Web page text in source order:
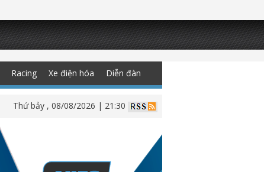
Racing Xe điện hóa Diễn đàn
Thứ bảy , 08/08/2026 | 21:30